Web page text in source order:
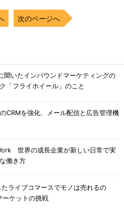
次のページへ
聞いたインバウンドマーケティングの
「フライホイール」のこと
CRMを強化、メール配信と広告管理機
世界の成長企業が新しい日常で実
働き方
ライブコマースでモノは売れるの
ケットの挑戦